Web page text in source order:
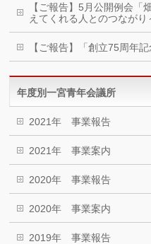
【ご報告】5月公開例会「
えてくれる人とのつながり
【ご報告】「創立75周年
年度別一宮青年会議所
2021年 事業報告
2021年 事業案内
2020年 事業報告
2020年 事業案内
2019年 事業報告